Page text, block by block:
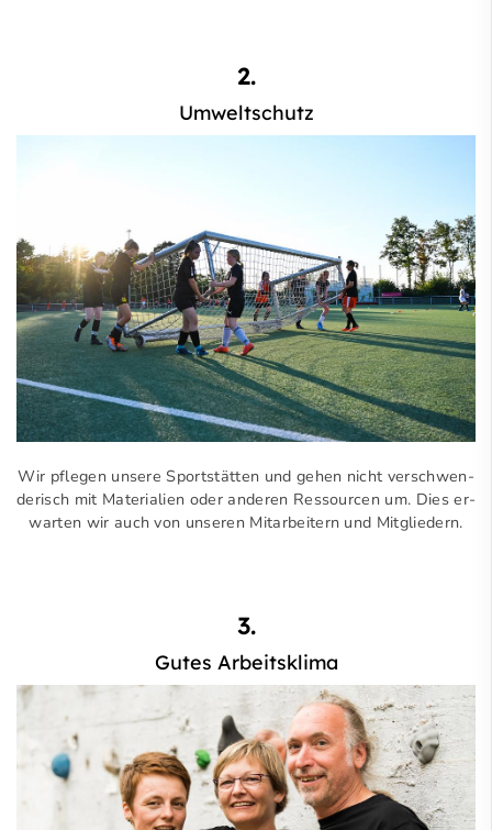
2.
Umweltschutz
Wir pflegen unsere Sportstätten und gehen nicht verschwen­
derisch mit Mate­ria­lien oder anderen Res­sour­cen um. Dies er­
war­ten wir auch von unseren Mitarbeitern und Mitgliedern.
3.
Gutes Arbeitsklima